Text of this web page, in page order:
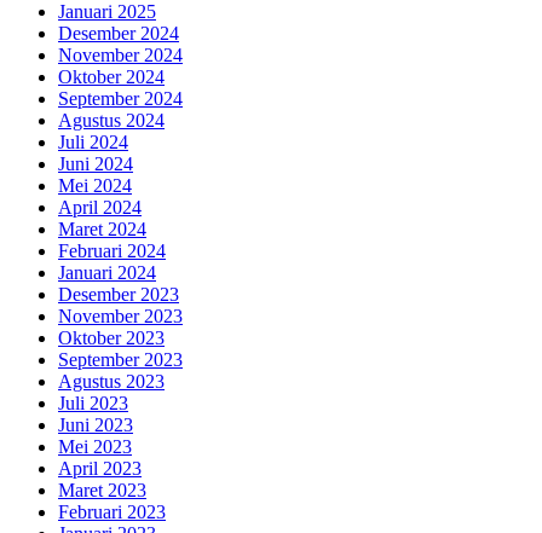
Januari 2025
Desember 2024
November 2024
Oktober 2024
September 2024
Agustus 2024
Juli 2024
Juni 2024
Mei 2024
April 2024
Maret 2024
Februari 2024
Januari 2024
Desember 2023
November 2023
Oktober 2023
September 2023
Agustus 2023
Juli 2023
Juni 2023
Mei 2023
April 2023
Maret 2023
Februari 2023